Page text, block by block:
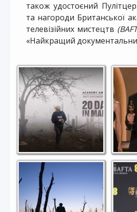
також удостоєний
та нагороди Британської
телевізійних мистецтв
«Найкращий